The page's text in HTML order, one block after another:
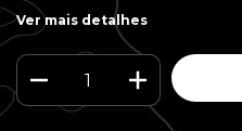
Ver mais detalhes